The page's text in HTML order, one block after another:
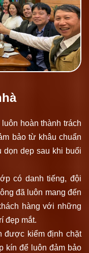
hoàn thành trách
bảo từ khâu chuẩn
dọn dẹp sau khi buổi
có danh tiếng, đội
đã luôn mang đến
hàng với những
đẹp mắt.
được kiểm định chặt
kín để luôn đảm bảo